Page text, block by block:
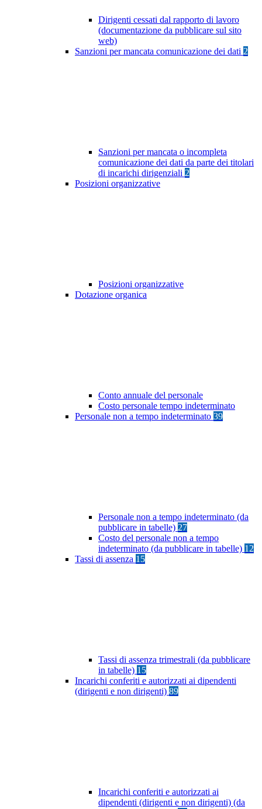
Dirigenti cessati dal rapporto di lavoro
(documentazione da pubblicare sul sito
web)
Sanzioni per mancata comunicazione dei dati 2
Sanzioni per mancata o incompleta
comunicazione dei dati da parte dei titolari
di incarichi dirigenziali 2
Posizioni organizzative
Posizioni organizzative
Dotazione organica
Conto annuale del personale
Costo personale tempo indeterminato
Personale non a tempo indeterminato 39
Personale non a tempo indeterminato (da
pubblicare in tabelle) 27
Costo del personale non a tempo
indeterminato (da pubblicare in tabelle) 12
Tassi di assenza 15
Tassi di assenza trimestrali (da pubblicare
in tabelle) 15
Incarichi conferiti e autorizzati ai dipendenti
(dirigenti e non dirigenti) 89
Incarichi conferiti e autorizzati ai
dipendenti (dirigenti e non dirigenti) (da